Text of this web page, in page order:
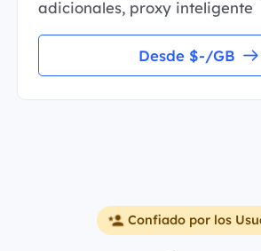
adicionales, proxy inteligente
Desde $-/GB
Confiado por los